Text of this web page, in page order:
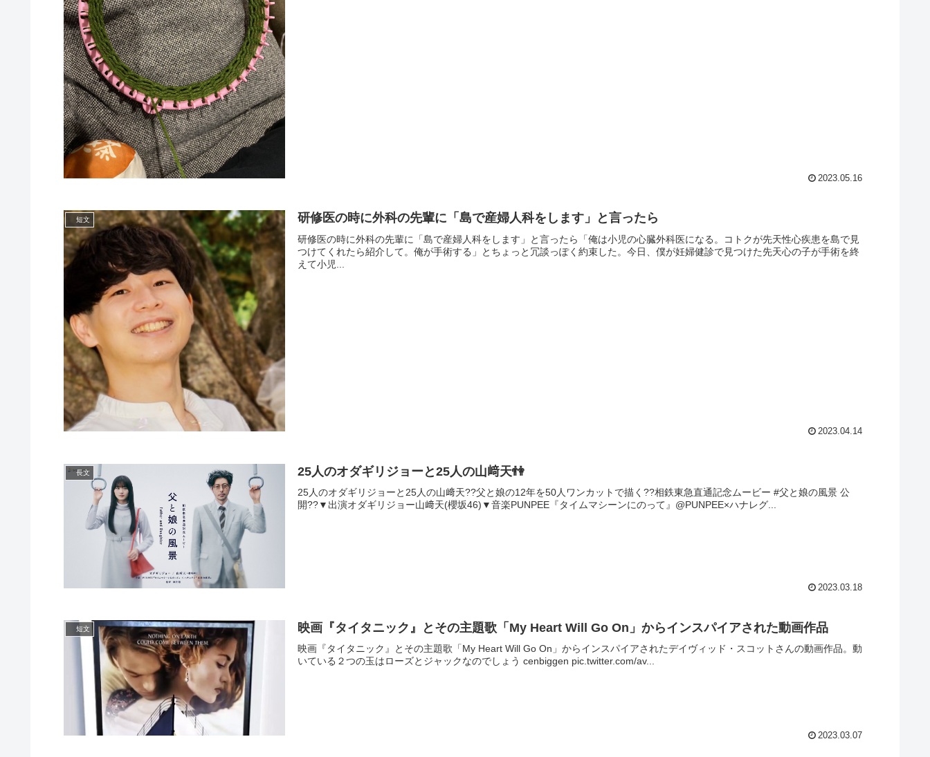
2023.05.16
短文 研修医の時に外科の先輩に「島で産婦人科をします」と言ったら
研修医の時に外科の先輩に「島で産婦人科をします」と言ったら「俺は小児の心臓外科医になる。コトクが先天性心疾患を島で見
つけてくれたら紹介して。俺が手術する」とちょっと冗談っぽく約束した。今日、僕が妊婦健診で見つけた先天心の子が手術を終
えて小児...
2023.04.14
長文 25人のオダギリジョーと25人の山﨑天👫
25人のオダギリジョーと25人の山﨑天??父と娘の12年を50人ワンカットで描く??相鉄東急直通記念ムービー #父と娘の風景 公
開??▼出演オダギリジョー山﨑天(櫻坂46)▼音楽PUNPEE『タイムマシーンにのって』@PUNPEE×ハナレグ...
2023.03.18
短文 映画『タイタニック』とその主題歌「My Heart Will Go On」からインスパイアされた動画作品
映画『タイタニック』とその主題歌「My Heart Will Go On」からインスパイアされたデイヴィッド・スコットさんの動画作品。動
いている２つの玉はローズとジャックなのでしょう cenbiggen pic.twitter.com/av...
2023.03.07